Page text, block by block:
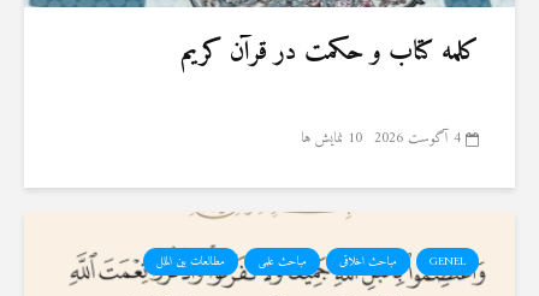
کلمه کتاب و حکمت در قرآن کریم
4 آگوست 2026 10 نمایش ها
GENEL مباحث اخلاقی مباحث علمی مطالعات بین الملل